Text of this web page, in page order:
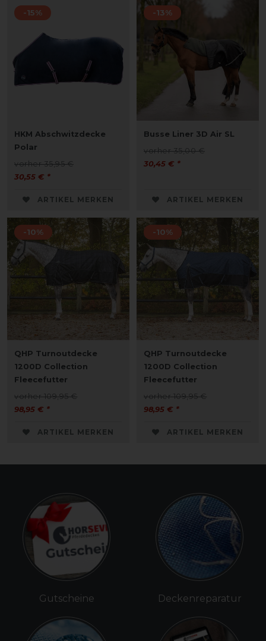
-15%
HKM Abschwitzdecke
Polar
vorher 35,95 €
30,55 € *
ARTIKEL MERKEN
-13%
Busse Liner 3D Air SL
vorher 35,00 €
30,45 € *
ARTIKEL MERKEN
-10%
QHP Turnoutdecke
1200D Collection
Fleecefutter
vorher 109,95 €
98,95 € *
ARTIKEL MERKEN
-10%
QHP Turnoutdecke
1200D Collection
Fleecefutter
vorher 109,95 €
98,95 € *
ARTIKEL MERKEN
Gutscheine Deckenreparatur